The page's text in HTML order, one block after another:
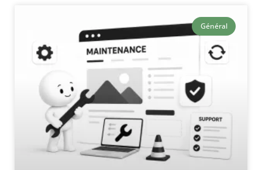
Général